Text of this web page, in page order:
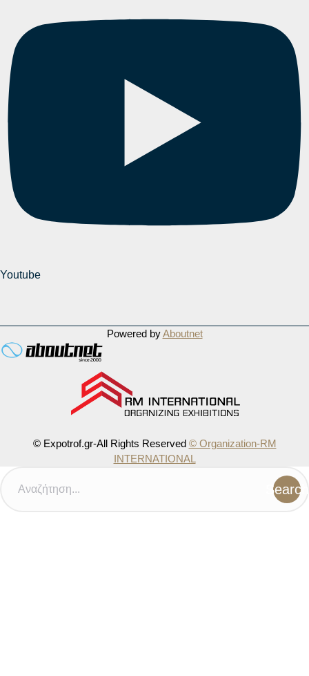
Youtube
Powered byAboutnet
© Expotrof.gr-All Rights Reserved © Organization-RM
INTERNATIONAL
Search